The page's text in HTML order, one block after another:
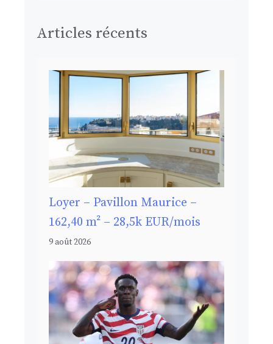
Articles récents
Loyer – Pavillon Maurice –
162,40 m² – 28,5k EUR/mois
9 août 2026